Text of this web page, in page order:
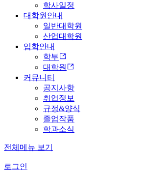
학사일정
대학원안내
일반대학원
산업대학원
입학안내
학부
대학원
커뮤니티
공지사항
취업정보
규정&양식
졸업작품
학과소식
전체메뉴 보기
로그인